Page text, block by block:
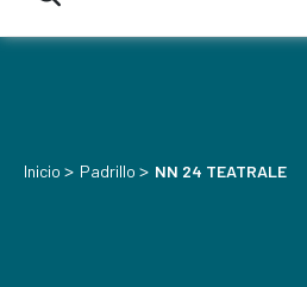
Inicio > Padrillo > NN 24 TEATRALE